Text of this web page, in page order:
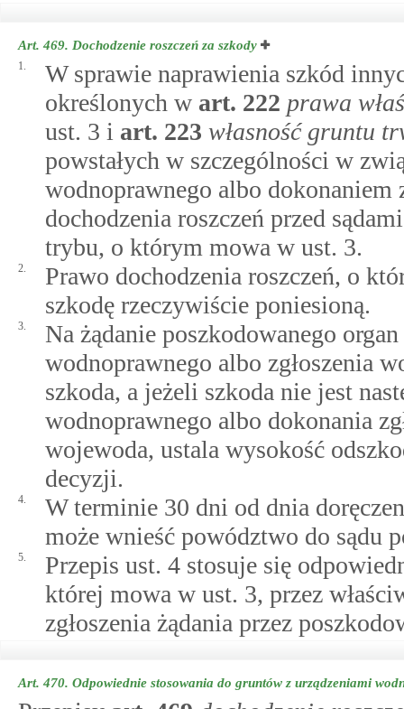
Art. 469. Dochodzenie roszczeń za szkody
1.
W sprawie naprawienia szkód
określonych w art. 222 prawa
ust. 3 i art. 223 własność gruntu
powstałych w szczególności w
wodnoprawnego albo dokonaniem
dochodzenia roszczeń przed
trybu, o którym mowa w ust. 3.
2.
Prawo dochodzenia roszczeń, o
szkodę rzeczywiście poniesioną.
3.
Na żądanie poszkodowanego
wodnoprawnego albo zgłoszenia
szkoda, a jeżeli szkoda nie jest
wodnoprawnego albo dokonania
wojewoda, ustala wysokość
decyzji.
4.
W terminie 30 dni od dnia
może wnieść powództwo do sądu
5.
Przepis ust. 4 stosuje się
której mowa w ust. 3, przez
zgłoszenia żądania przez
Art. 470. Odpowiednie stosowania do gruntów z urządzeniami